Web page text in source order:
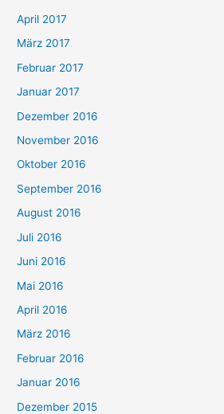
April 2017
März 2017
Februar 2017
Januar 2017
Dezember 2016
November 2016
Oktober 2016
September 2016
August 2016
Juli 2016
Juni 2016
Mai 2016
April 2016
März 2016
Februar 2016
Januar 2016
Dezember 2015